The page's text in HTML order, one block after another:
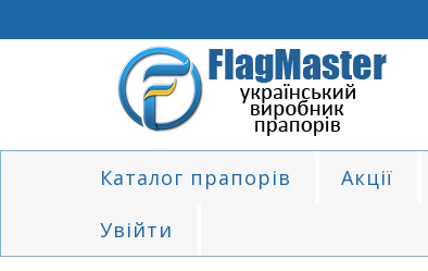
Каталог прапорів Акції
Увійти